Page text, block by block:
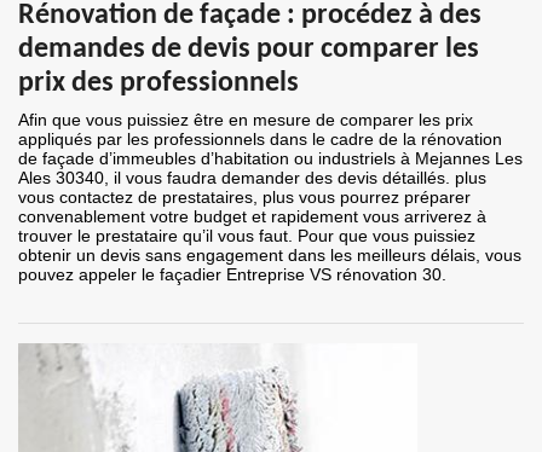
Rénovation de façade : procédez à des
demandes de devis pour comparer les
prix des professionnels
Afin que vous puissiez être en mesure de comparer les prix
appliqués par les professionnels dans le cadre de la rénovation
de façade d’immeubles d’habitation ou industriels à Mejannes Les
Ales 30340, il vous faudra demander des devis détaillés. plus
vous contactez de prestataires, plus vous pourrez préparer
convenablement votre budget et rapidement vous arriverez à
trouver le prestataire qu’il vous faut. Pour que vous puissiez
obtenir un devis sans engagement dans les meilleurs délais, vous
pouvez appeler le façadier Entreprise VS rénovation 30.